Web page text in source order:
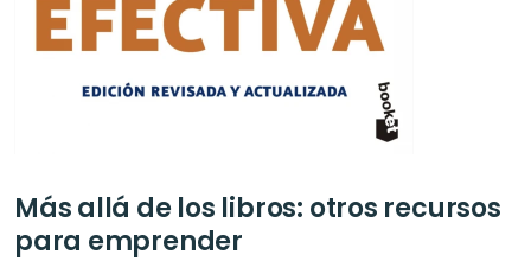
Más allá de los libros: otros recursos
para emprender